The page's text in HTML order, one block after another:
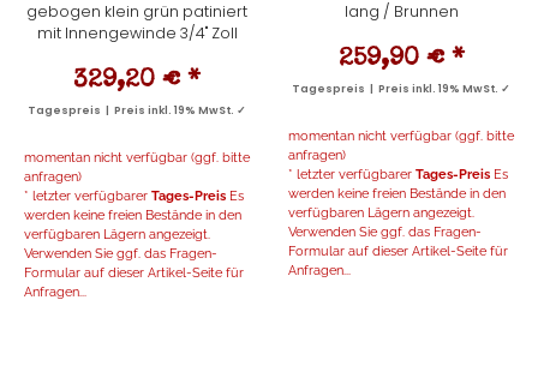
gebogen klein grün patiniert
mit Innengewinde 3/4" Zoll
329,20 € *
Tagespreis | Preis inkl. 19% MwSt. ✓
momentan nicht verfügbar (ggf. bitte
anfragen)
* letzter verfügbarer Tages-Preis Es
werden keine freien Bestände in den
verfügbaren Lägern angezeigt.
Verwenden Sie ggf. das Fragen-
Formular auf dieser Artikel-Seite für
Anfragen...
lang / Brunnen
259,90 € *
Tagespreis | Preis inkl. 19% MwSt. ✓
momentan nicht verfügbar (ggf. bitte
anfragen)
* letzter verfügbarer Tages-Preis Es
werden keine freien Bestände in den
verfügbaren Lägern angezeigt.
Verwenden Sie ggf. das Fragen-
Formular auf dieser Artikel-Seite für
Anfragen...